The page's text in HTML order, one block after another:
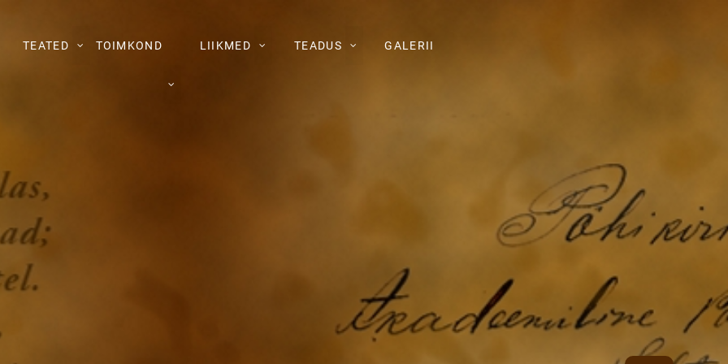
TEATED TOIMKOND LIIKMED TEADUS GALERII